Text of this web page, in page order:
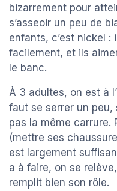
bizarrement pour
s’asseoir un peu de
enfants, c’est nickel
facilement, et ils
le banc.
À 3 adultes, on est à
faut se serrer un peu,
pas la même carrure.
(mettre ses
est largement
a à faire, on se
remplit bien son rôle.